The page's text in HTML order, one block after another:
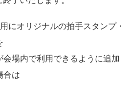
にオリジナルの拍手スタンプ・
場内で利用できるように追加
合は